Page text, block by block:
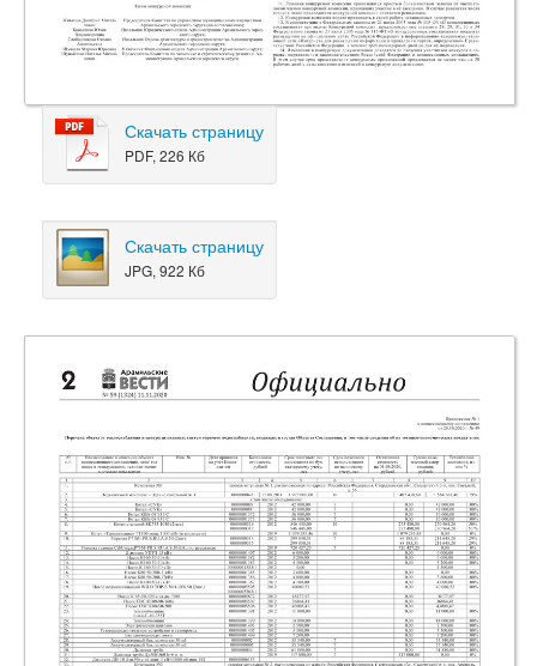
Скачать страницу
PDF, 226 Кб
Скачать страницу
JPG, 922 Кб